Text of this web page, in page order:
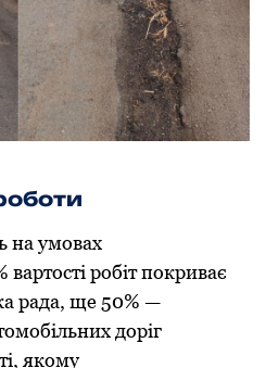
на умовах
робіт покриває
рада, ще 50% —
доріг
якому